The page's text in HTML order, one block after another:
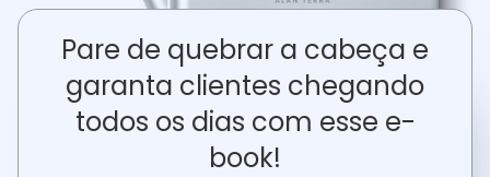
Pare de quebrar a cabeça e
garanta clientes chegando
todos os dias com esse e-
book!